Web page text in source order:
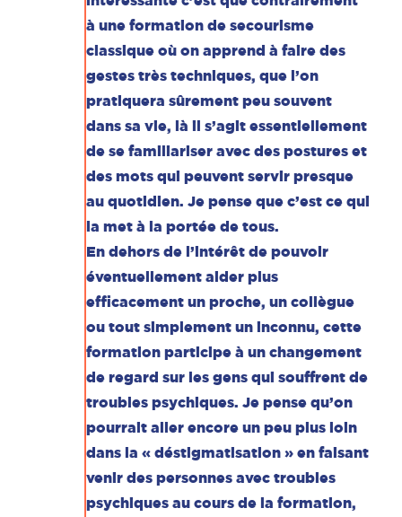
à une formation de secourisme
classique où on apprend à faire des
gestes très techniques, que l’on
pratiquera sûrement peu souvent
dans sa vie, là il s’agit essentiellement
de se familiariser avec des postures et
des mots qui peuvent servir presque
au quotidien. Je pense que c’est ce qui
la met à la portée de tous.
En dehors de l’intérêt de pouvoir
éventuellement aider plus
efficacement un proche, un collègue
ou tout simplement un inconnu, cette
formation participe à un changement
de regard sur les gens qui souffrent de
troubles psychiques. Je pense qu’on
pourrait aller encore un peu plus loin
dans la « déstigmatisation » en faisant
venir des personnes avec troubles
psychiques au cours de la formation,